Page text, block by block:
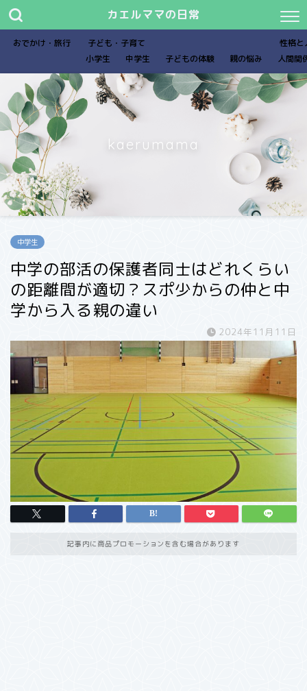
カエルママの日常
おでかけ・旅行
子ども・子育て
小学生
中学生 子どもの体験 親の悩み
性格と
人間関
kaerumama
中学生
中学の部活の保護者同士はどれくらい
の距離間が適切？スポ少からの仲と中
学から入る親の違い
2024年11月11日
記事内に商品プロモーションを含む場合があります